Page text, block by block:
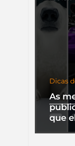
As
que
Dicas